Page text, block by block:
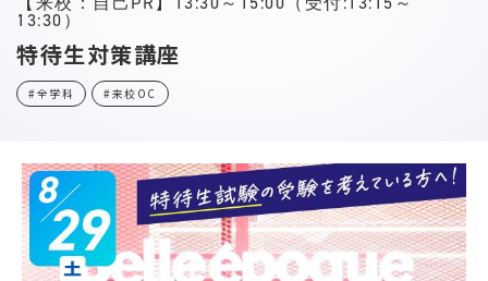
13:30）
特待生対策講座
#全学科 #来校OC